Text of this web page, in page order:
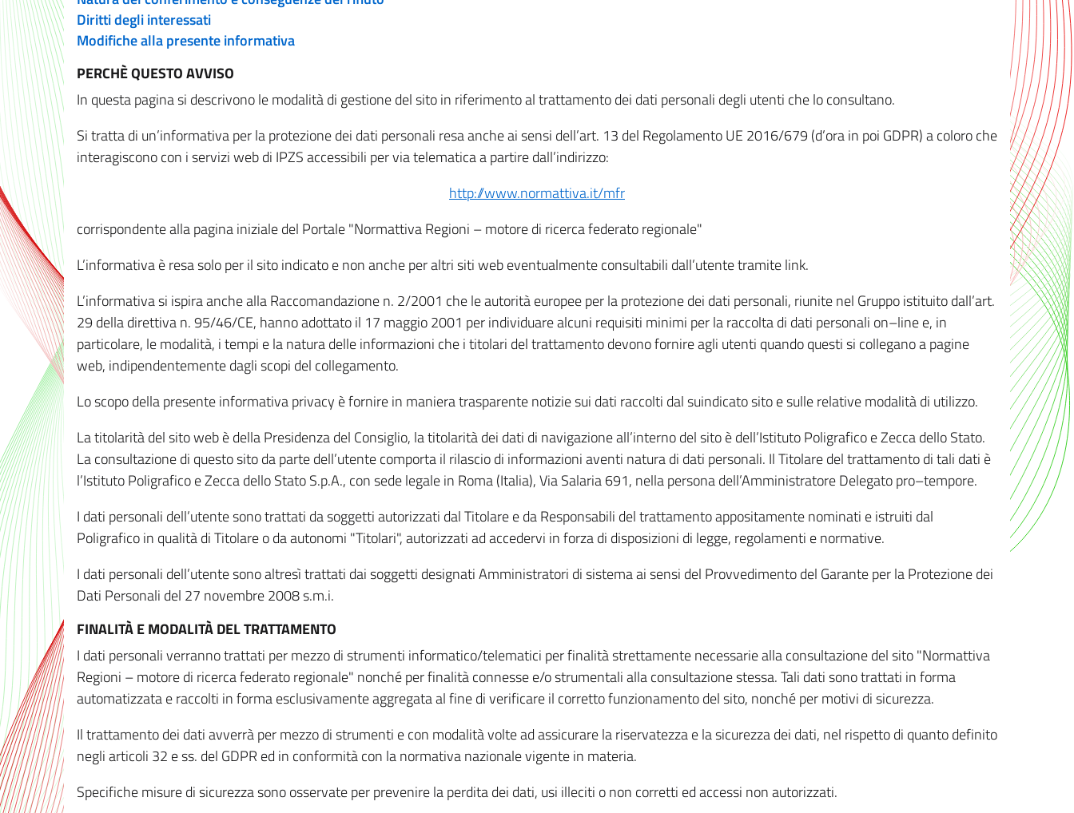
Diritti degli interessati
Modifiche alla presente informativa
PERCHÈ QUESTO AVVISO
In questa pagina si descrivono le modalità di gestione del sito in riferimento al trattamento dei dati personali degli utenti che lo consultano.
Si tratta di un’informativa per la protezione dei dati personali resa anche ai sensi dell’art. 13 del Regolamento UE 2016/679 (d’ora in poi GDPR) a coloro che
interagiscono con i servizi web di IPZS accessibili per via telematica a partire dall’indirizzo:
http://www.normattiva.it/mfr
corrispondente alla pagina iniziale del Portale "Normattiva Regioni – motore di ricerca federato regionale"
L’informativa è resa solo per il sito indicato e non anche per altri siti web eventualmente consultabili dall’utente tramite link.
L’informativa si ispira anche alla Raccomandazione n. 2/2001 che le autorità europee per la protezione dei dati personali, riunite nel Gruppo istituito dall’art.
29 della direttiva n. 95/46/CE, hanno adottato il 17 maggio 2001 per individuare alcuni requisiti minimi per la raccolta di dati personali on–line e, in
particolare, le modalità, i tempi e la natura delle informazioni che i titolari del trattamento devono fornire agli utenti quando questi si collegano a pagine
web, indipendentemente dagli scopi del collegamento.
Lo scopo della presente informativa privacy è fornire in maniera trasparente notizie sui dati raccolti dal suindicato sito e sulle relative modalità di utilizzo.
La titolarità del sito web è della Presidenza del Consiglio, la titolarità dei dati di navigazione all’interno del sito è dell’Istituto Poligrafico e Zecca dello Stato.
La consultazione di questo sito da parte dell’utente comporta il rilascio di informazioni aventi natura di dati personali. Il Titolare del trattamento di tali dati è
l’Istituto Poligrafico e Zecca dello Stato S.p.A., con sede legale in Roma (Italia), Via Salaria 691, nella persona dell’Amministratore Delegato pro–tempore.
I dati personali dell’utente sono trattati da soggetti autorizzati dal Titolare e da Responsabili del trattamento appositamente nominati e istruiti dal
Poligrafico in qualità di Titolare o da autonomi "Titolari", autorizzati ad accedervi in forza di disposizioni di legge, regolamenti e normative.
I dati personali dell’utente sono altresì trattati dai soggetti designati Amministratori di sistema ai sensi del Provvedimento del Garante per la Protezione dei
Dati Personali del 27 novembre 2008 s.m.i.
FINALITÀ E MODALITÀ DEL TRATTAMENTO
I dati personali verranno trattati per mezzo di strumenti informatico/telematici per finalità strettamente necessarie alla consultazione del sito "Normattiva
Regioni – motore di ricerca federato regionale" nonché per finalità connesse e/o strumentali alla consultazione stessa. Tali dati sono trattati in forma
automatizzata e raccolti in forma esclusivamente aggregata al fine di verificare il corretto funzionamento del sito, nonché per motivi di sicurezza.
Il trattamento dei dati avverrà per mezzo di strumenti e con modalità volte ad assicurare la riservatezza e la sicurezza dei dati, nel rispetto di quanto definito
negli articoli 32 e ss. del GDPR ed in conformità con la normativa nazionale vigente in materia.
Specifiche misure di sicurezza sono osservate per prevenire la perdita dei dati, usi illeciti o non corretti ed accessi non autorizzati.